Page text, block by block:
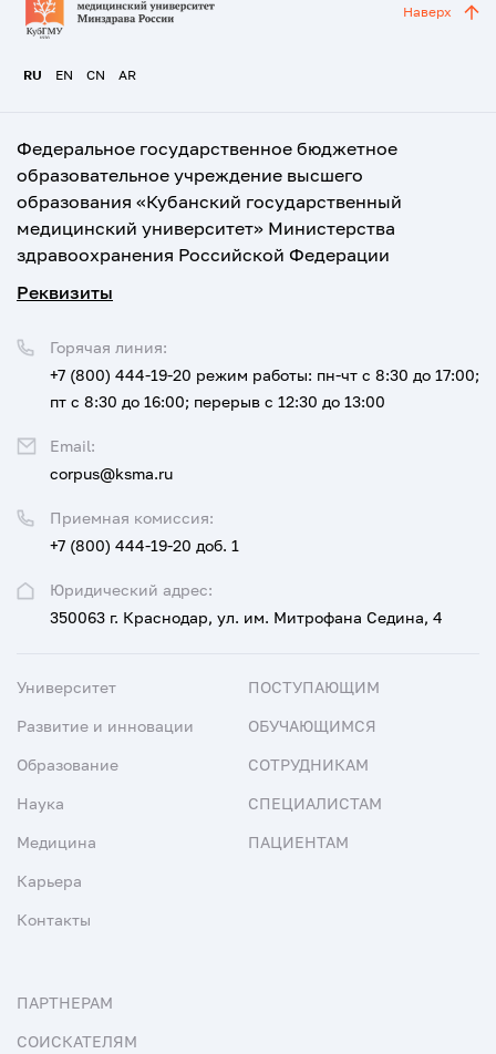
RU EN CN AR
Наверх
Федеральное государственное бюджетное
образовательное учреждение высшего
образования «Кубанский государственный
медицинский университет» Министерства
здравоохранения Российской Федерации
Реквизиты
Юридический адрес:
350063 г. Краснодар, ул. им. Митрофана Седина, 4
Приемная комиссия:
+7 (800) 444-19-20 доб. 1
Горячая линия:
+7 (800) 444-19-20 режим работы: пн-чт с 8:30 до 17:00;
пт с 8:30 до 16:00; перерыв с 12:30 до 13:00
Email:
corpus@ksma.ru
Университет
Развитие и инновации
Образование
Наука
Медицина
Карьера
Контакты
ПОСТУПАЮЩИМ
ОБУЧАЮЩИМСЯ
СОТРУДНИКАМ
СПЕЦИАЛИСТАМ
ПАЦИЕНТАМ
ПАРТНЕРАМ
СОИСКАТЕЛЯМ